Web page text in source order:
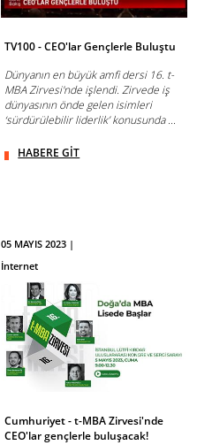
TV100 - CEO'lar Gençlerle Buluştu
Dünyanın en büyük amfi dersi 16. t-
MBA Zirvesi'nde işlendi. Zirvede iş
dünyasının önde gelen isimleri
‘sürdürülebilir liderlik’ konusunda ...
HABERE GİT
05 MAYIS 2023 |
İnternet
Cumhuriyet - t-MBA Zirvesi'nde
CEO'lar gençlerle buluşacak!